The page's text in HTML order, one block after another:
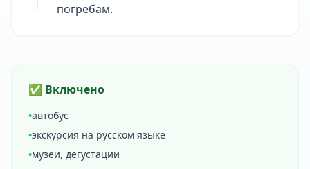
погребам.
✅ Включено
•автобус
•экскурсия на русском языке
•музеи, дегустации